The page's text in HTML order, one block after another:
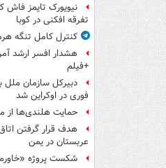
نیویورک تایمز فاش
تفرقه افکنی در کوبا
کنترل کامل تنگه
هشدار افسر ارشد
+فیلم
دبیرکل سازمان
فوری در اوکراین شد
حمایت هلندی‌ها از
هدف قرار گرفتن
عربستان در یمن
شکست پروژه